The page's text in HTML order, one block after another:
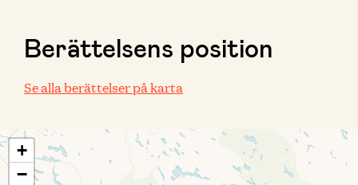
Berättelsens position
Se alla berättelser på karta
+
−